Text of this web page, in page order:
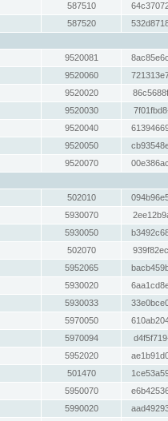
587510
587520
9520081
9520060
9520020
9520030
9520040
9520050
9520070
502010
5930070
5930050
502070
5952065
5930020
5930033
5970050
5970094
5952020
501470
5950070
5990020